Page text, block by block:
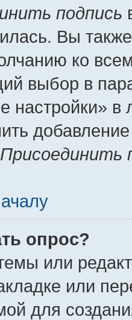
подпись
Вы
ко
выбор в
настройки»
Присоединить
опрос?
или
или
для